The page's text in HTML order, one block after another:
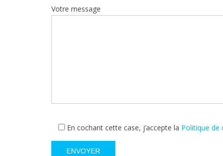
Votre message
En cochant cette case, j’accepte la Politique de